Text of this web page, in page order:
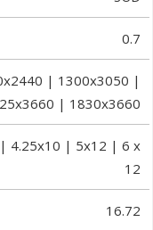
0.7
| 1300x3050 |
| 1830x3660
4.25x10 | 5x12 | 6 x
12
16.72